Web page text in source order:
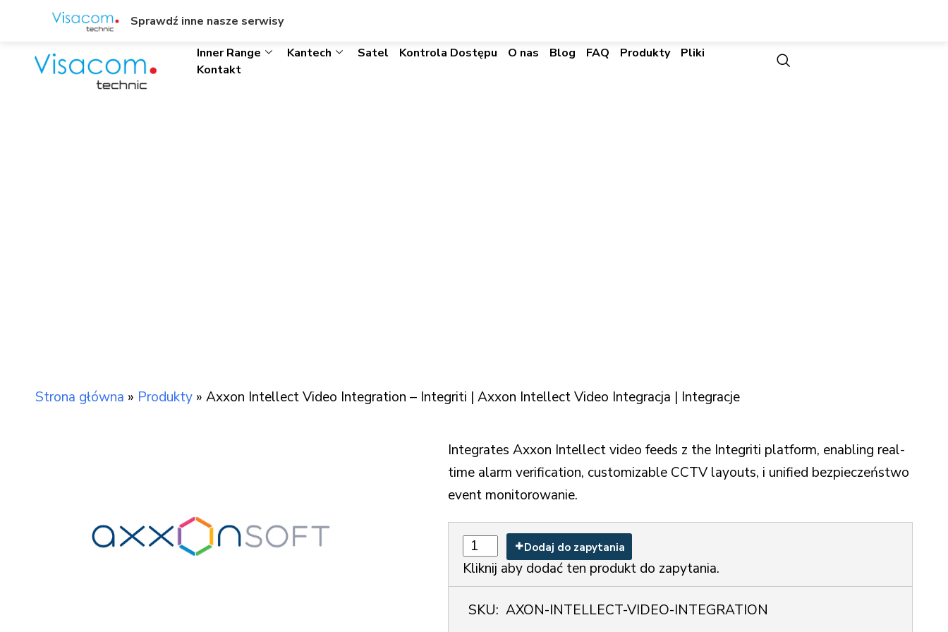
ul. Wł. Trylińskiego 8/L1, Olsztyn +48895342323
Inner Range Kantech Satel Kontrola Dostępu O nas Blog FAQ Produkty
Pliki
Kontakt
Strona główna » Produkty » Axxon Intellect Video Integration – Integriti | Axxon Intellect Video Integracja | Integracje
Integrates Axxon Intellect video feeds z the Integriti platform, enabling real-
time alarm verification, customizable CCTV layouts, i unified bezpieczeństwo
event monitorowanie.
Dodaj do zapytania
Kliknij aby dodać ten produkt do zapytania.
SKU: AXON-INTELLECT-VIDEO-INTEGRATION
Sprawdź inne nasze serwisy